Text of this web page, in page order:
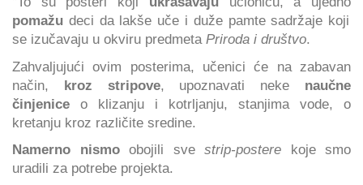
pomažu deci da lakše uče i duže pamte sadržaje koji
se izučavaju u okviru predmeta Priroda i društvo.
Zahvaljujući ovim posterima, učenici će na zabavan
način, kroz stripove, upoznavati neke naučne
činjenice o klizanju i kotrljanju, stanjima vode, o
kretanju kroz različite sredine.
Namerno nismoobojili sve strip-postere koje smo
uradili za potrebe projekta.